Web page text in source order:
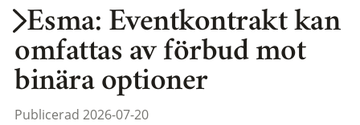
Esma: Eventkontrakt kan
omfattas av förbud mot
binära optioner
Publicerad 2026-07-20